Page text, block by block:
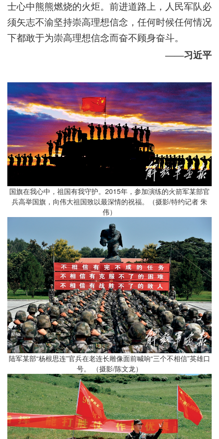
士心中熊熊燃烧的火炬。前进道路上，人民军队必
须矢志不渝坚持崇高理想信念，任何时候任何情况
下都敢于为崇高理想信念而奋不顾身奋斗。
——习近平
国旗在我心中，祖国有我守护。2015年，参加演练的火箭军某部官
兵高举国旗，向伟大祖国致以最深情的祝福。（摄影/特约记者 朱
伟）
陆军某部“杨根思连”官兵在老连长雕像面前喊响“三个不相信”英雄口
号。 （摄影/陈文龙）